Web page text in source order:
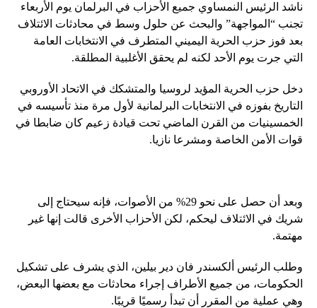
ناشد الرئيس النمساوي جميع الأحزاب في البرلمان يوم الأربعاء
تجنب “المواجهة” والبحث عن حلول وسط في محادثات الائتلاف
بعد فوز حزب الحرية اليميني المتطرف في الانتخابات العامة
التي جرت يوم الأحد لكنه لم يحقق الأغلبية المطلقة.
دخل حزب الحرية المؤيد لروسيا والمتشكك في الاتحاد الأوروبي
التاريخ بفوزه في الانتخابات البرلمانية لأول مرة منذ تأسيسه في
الخمسينيات من القرن الماضي تحت قيادة زعيم كان ضابطا في
قوات الأمن الخاصة ومشرعا نازيا.
وبعد أن حصل على نحو 29% من الأصوات، فإنه سيحتاج إلى
شريك في الائتلاف ليحكم، لكن الأحزاب الأخرى قالت إنها غير
مهتمة.
وطلب الرئيس ألكسندر فان دير بيلين، الذي يشرف على تشكيل
الحكومات، من جميع الأطراف إجراء محادثات مع بعضها البعض،
وهي عملية من المقرر أن تبدأ رسميًا قريبًا.